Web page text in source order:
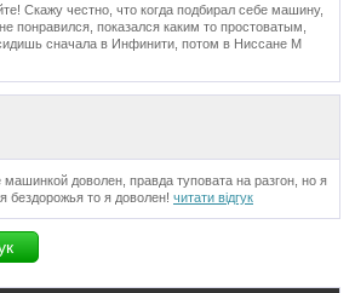
Скажу честно, что когда подбирал себе машину,
понравился, показался каким то простоватым,
сначала в Инфинити, потом в Ниссане М
машинкой доволен, правда туповата на разгон, но я
бездорожья то я доволен! читати відгук